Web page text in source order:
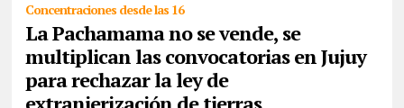
Concentraciones desde las 16
La Pachamama no se vende, se
multiplican las convocatorias en Jujuy
para rechazar la ley de